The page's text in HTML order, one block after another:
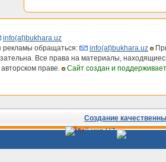
info(at)bukhara.uz
обращаться:
info(at)bukhara.uz
Все права на материалы,
праве.
Сайт создан и
Создание
Сайты
Узбекистана